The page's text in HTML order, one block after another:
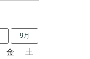
9月
金 土